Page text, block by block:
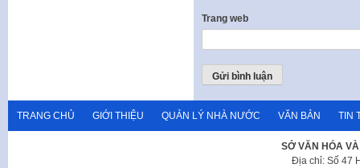
Trang web
TRANG CHỦ GIỚI THIỆU QUẢN LÝ NHÀ NƯỚC VĂN BẢN TIN
SỞ VĂN HÓA
Địa chỉ: Số 47